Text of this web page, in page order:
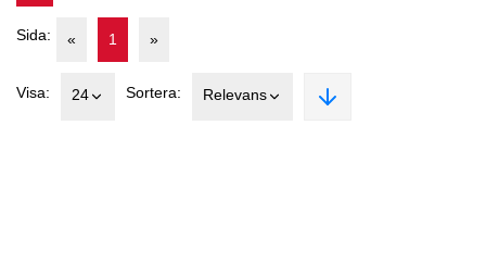
Sida: « 1 »
Visa: 24 Sortera: Relevans